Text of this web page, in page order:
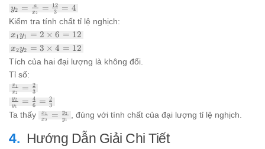
y_2 =
\frac{a}
{x_2} =
\frac{12}
{3} = 4
y2 = x2
a = 3
12 = 4
Kiểm tra tính chất tỉ lệ nghịch:
x_1
2
\times
6 = 12
x1y1 = 2 × 6 = 12
x_2
y_2 =
3
\times
4 = 12
x2y2 = 3 × 4 = 12
Tích của hai đại lượng là không đổi.
Tỉ số:
\frac{x_1}
{x_2} =
\frac{2}
{3}
x2
x1 = 3
2
\frac{y_2}
{y_1} =
\frac{4}
\frac{2}
y1
y2 = 6
4 = 3
2
Ta thấy \frac{x_1}
{x_2} =
\frac{y_2}
{y_1}
x2
x1 = y1
y2 , đúng với tính chất của đại lượng tỉ lệ nghịch.
Hướng Dẫn Giải Chi Tiết